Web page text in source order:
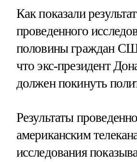
Как показали
проведенного
половины граждан
что экс-президент
должен покинуть
Результаты
американским
исследования